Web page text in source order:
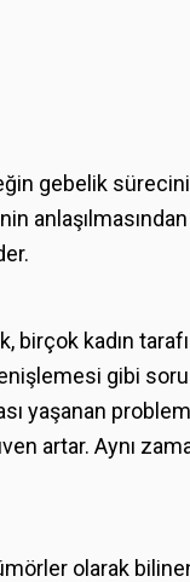
gebelik
birçok kadın
gibi
yaşanan
artar. Aynı
olarak